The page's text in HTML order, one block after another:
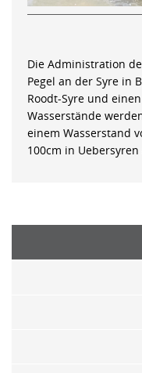
Die Administration
Pegel an der Syre in
Roodt-Syre und
Wasserstände
einem Wasserstand
100cm in